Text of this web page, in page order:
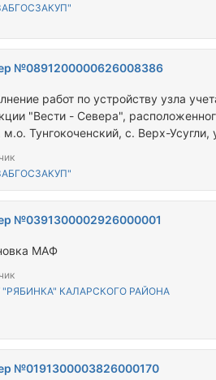
№0891200000626008386
работ по устройству узла
"Вести - Севера",
м.о. Тунгокоченский, с. Верх-Усугли,
№0391300002926000001
МАФ
КАЛАРСКОГО РАЙОНА
№0191300003826000170